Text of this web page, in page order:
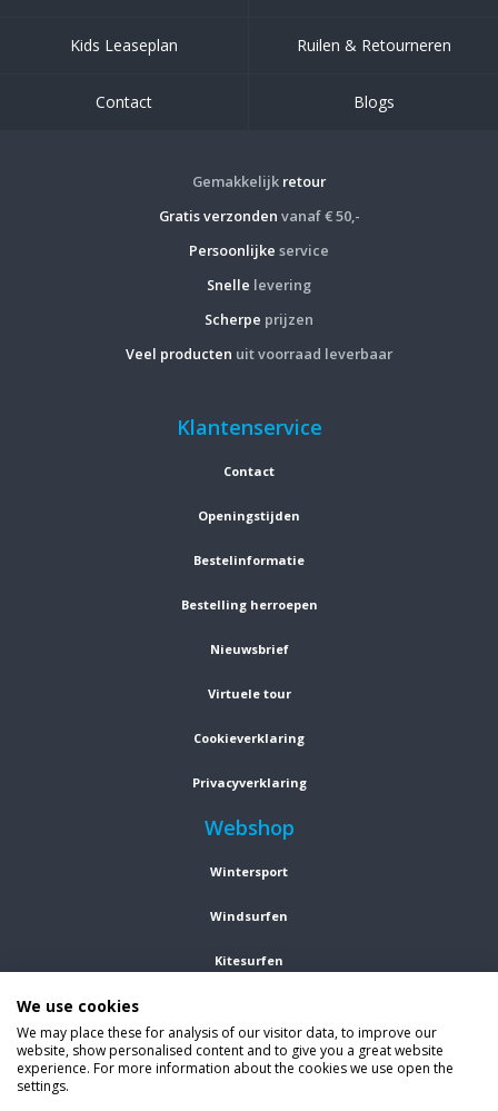
Kids Leaseplan Ruilen & Retourneren
Contact Blogs
Gemakkelijk retour
Gratis verzonden vanaf € 50,-
Persoonlijke service
Snelle levering
Scherpe prijzen
Veel producten uit voorraad leverbaar
Klantenservice
Contact
Openingstijden
Bestelinformatie
Bestelling herroepen
Nieuwsbrief
Virtuele tour
Cookieverklaring
Privacyverklaring
Webshop
Wintersport
Windsurfen
Kitesurfen
Kleding
Vind ons op social media
We use cookies
We may place these for analysis of our visitor data, to improve our
website, show personalised content and to give you a great website
experience. For more information about the cookies we use open the
settings.